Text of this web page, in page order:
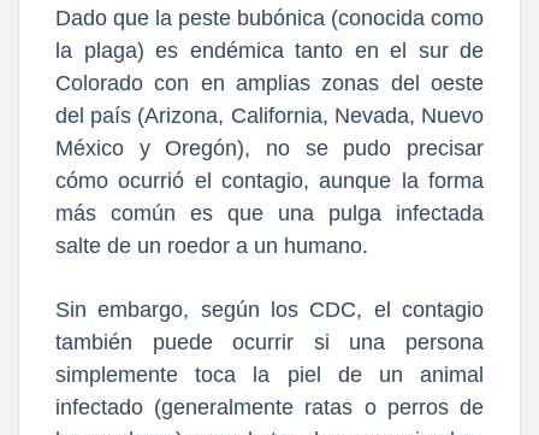
Dado que la peste bubónica (conocida como
la plaga) es endémica tanto en el sur de
Colorado con en amplias zonas del oeste
del país (Arizona, California, Nevada, Nuevo
México y Oregón), no se pudo precisar
cómo ocurrió el contagio, aunque la forma
más común es que una pulga infectada
salte de un roedor a un humano.
Sin embargo, según los CDC, el contagio
también puede ocurrir si una persona
simplemente toca la piel de un animal
infectado (generalmente ratas o perros de